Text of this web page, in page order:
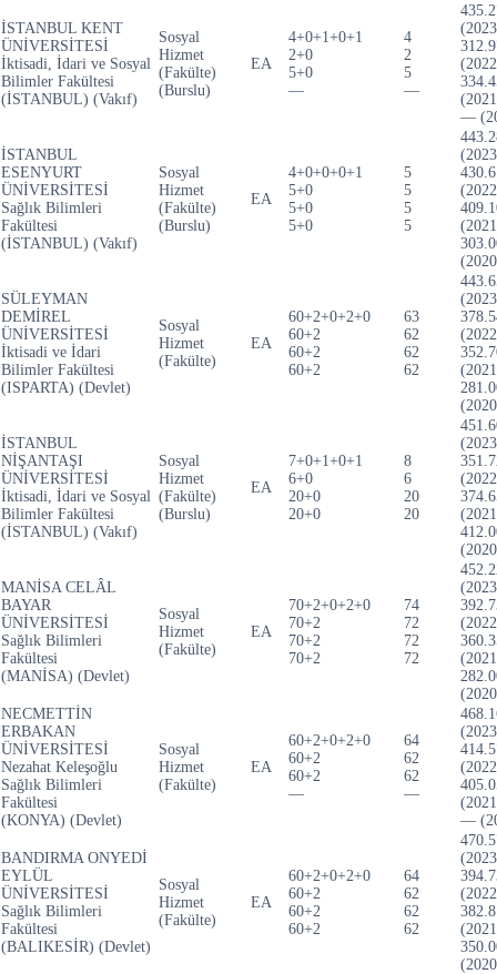
İSTANBUL KENT
ÜNİVERSİTESİ
İktisadi, İdari ve Sosyal
Bilimler Fakültesi
(İSTANBUL) (Vakıf)
Sosyal
Hizmet
(Fakülte)
(Burslu)
EA
4+0+1+0+1
2+0
5+0
—
4
2
5
—
—
İSTANBUL
ESENYURT
ÜNİVERSİTESİ
Sağlık Bilimleri
Fakültesi
(İSTANBUL) (Vakıf)
Sosyal
Hizmet
(Fakülte)
(Burslu)
EA
4+0+0+0+1
5+0
5+0
5+0
5
5
5
5
SÜLEYMAN
DEMİREL
ÜNİVERSİTESİ
İktisadi ve İdari
Bilimler Fakültesi
(ISPARTA) (Devlet)
Sosyal
Hizmet
(Fakülte)
EA
60+2+0+2+0
60+2
60+2
60+2
63
62
62
62
İSTANBUL
NİŞANTAŞI
ÜNİVERSİTESİ
İktisadi, İdari ve Sosyal
Bilimler Fakültesi
(İSTANBUL) (Vakıf)
Sosyal
Hizmet
(Fakülte)
(Burslu)
EA
7+0+1+0+1
6+0
20+0
20+0
8
6
20
20
MANİSA CELÂL
BAYAR
ÜNİVERSİTESİ
Sağlık Bilimleri
Fakültesi
(MANİSA) (Devlet)
Sosyal
Hizmet
(Fakülte)
EA
70+2+0+2+0
70+2
70+2
70+2
74
72
72
72
NECMETTİN
ERBAKAN
ÜNİVERSİTESİ
Nezahat Keleşoğlu
Sağlık Bilimleri
Fakültesi
(KONYA) (Devlet)
Sosyal
Hizmet
(Fakülte)
EA
60+2+0+2+0
60+2
60+2
—
64
62
62
—
—
BANDIRMA ONYEDİ
EYLÜL
ÜNİVERSİTESİ
Sağlık Bilimleri
Fakültesi
(BALIKESİR) (Devlet)
Sosyal
Hizmet
(Fakülte)
EA
60+2+0+2+0
60+2
60+2
60+2
64
62
62
62